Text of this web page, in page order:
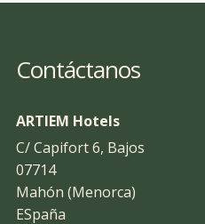
Contáctanos
ARTIEM Hotels
C/ Capifort 6, Bajos
07714
Mahón (Menorca)
ESpaña